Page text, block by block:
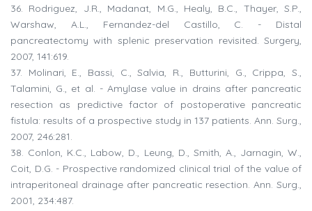
36. Rodriguez, J.R., Madanat, M.G., Healy, B.C., Thayer, S.P.,
Warshaw, A.L., Fernandez-del Castillo, C. - Distal
pancreatectomy with splenic preservation revisited. Surgery,
2007, 141:619.
37. Molinari, E., Bassi, C., Salvia, R., Butturini, G., Crippa, S.,
Talamini, G., et al. - Amylase value in drains after pancreatic
resection as predictive factor of postoperative pancreatic
fistula: results of a prospective study in 137 patients. Ann. Surg.,
2007, 246:281.
38. Conlon, K.C., Labow, D., Leung, D., Smith, A., Jarnagin, W.,
Coit, D.G. - Prospective randomized clinical trial of the value of
intraperitoneal drainage after pancreatic resection. Ann. Surg.,
2001, 234:487.